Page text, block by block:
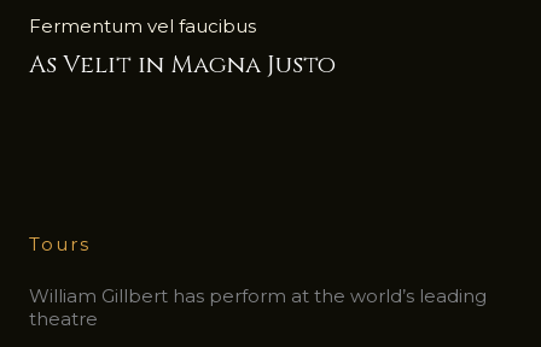
Fermentum vel faucibus
As Velit in Magna Justo
Tours
William Gillbert has perform at the world’s leading
theatre